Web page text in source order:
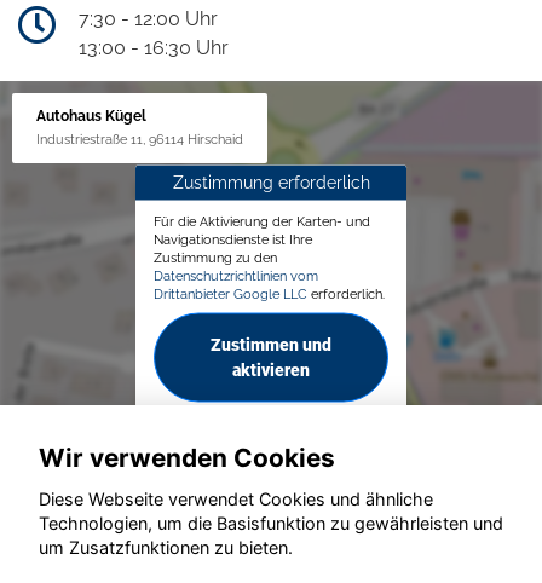
7:30 - 12:00 Uhr
13:00 - 16:30 Uhr
Autohaus Kügel
Industriestraße 11, 96114 Hirschaid
Zustimmung erforderlich
Für die Aktivierung der Karten- und
Navigationsdienste ist Ihre
Zustimmung zu den
Datenschutzrichtlinien vom
Drittanbieter Google LLC erforderlich.
Zustimmen und
aktivieren
© konjunkturmotor.de GmbH 2020 - 2026
Wir verwenden Cookies
Diese Webseite verwendet Cookies und ähnliche
Technologien, um die Basisfunktion zu gewährleisten und
um Zusatzfunktionen zu bieten.